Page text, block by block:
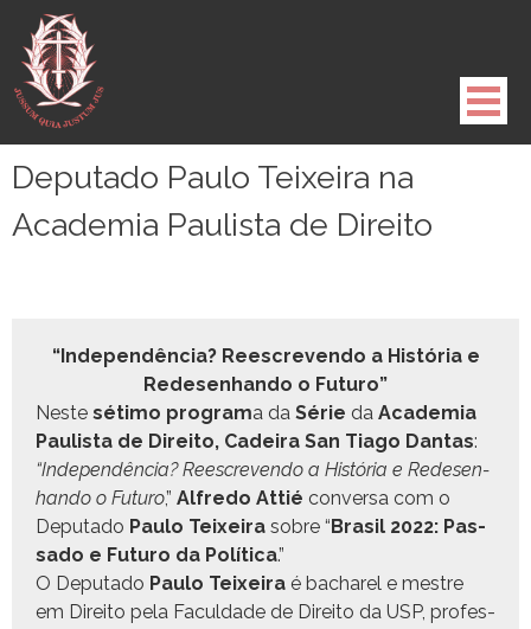
para
conteúdo
Deputado Paulo Teixeira na
Academia Paulista de Direito
“Inde­pendên­cia? Ree­screven­do a História e
Redesen­han­do o Futuro”
Neste séti­mo pro­grama da Série da Acad­e­mia
Paulista de Dire­ito, Cadeira San Tia­go Dan­tas:
“Inde­pendên­cia? Ree­screven­do a História e Redesen­
han­do o Futuro,” Alfre­do Attié con­ver­sa com o
Dep­uta­do Paulo Teix­eira sobre “Brasil 2022: Pas­
sa­do e Futuro da Políti­ca.”
O Dep­uta­do Paulo Teix­eira é bacharel e mestre
em Dire­ito pela Fac­ul­dade de Dire­ito da USP, pro­fes­